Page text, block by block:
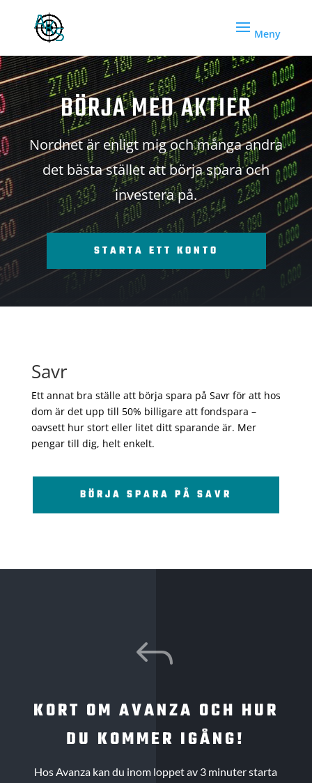
BÖRJA MED AKTIER
Nordnet är enligt mig och många andra
det bästa stället att börja spara och
investera på.
STARTA ETT KONTO
Savr
Ett annat bra ställe att börja spara på Savr för att hos
dom är det upp till 50% billigare att fondspara –
oavsett hur stort eller litet ditt sparande är. Mer
pengar till dig, helt enkelt.
BÖRJA SPARA PÅ SAVR
J
KORT OM AVANZA OCH HUR
DU KOMMER IGÅNG!
Hos Avanza kan du inom loppet av 3 minuter starta